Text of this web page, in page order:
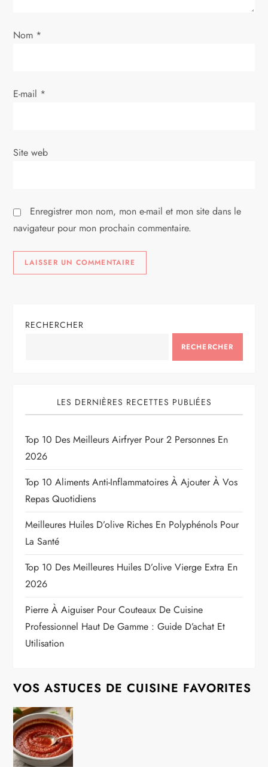
’
r
i
l
e
Nom *
E-mail *
Site web
Enregistrer mon nom, mon e-mail et mon site dans le
navigateur pour mon prochain commentaire.
RECHERCHER
RECHERCHER
LES DERNIÈRES RECETTES PUBLIÉES
Top 10 Des Meilleurs Airfryer Pour 2 Personnes En
2026
Top 10 Aliments Anti-Inflammatoires À Ajouter À Vos
Repas Quotidiens
Meilleures Huiles D’olive Riches En Polyphénols Pour
La Santé
Top 10 Des Meilleures Huiles D’olive Vierge Extra En
2026
Pierre À Aiguiser Pour Couteaux De Cuisine
Professionnel Haut De Gamme : Guide D’achat Et
Utilisation
VOS ASTUCES DE CUISINE FAVORITES